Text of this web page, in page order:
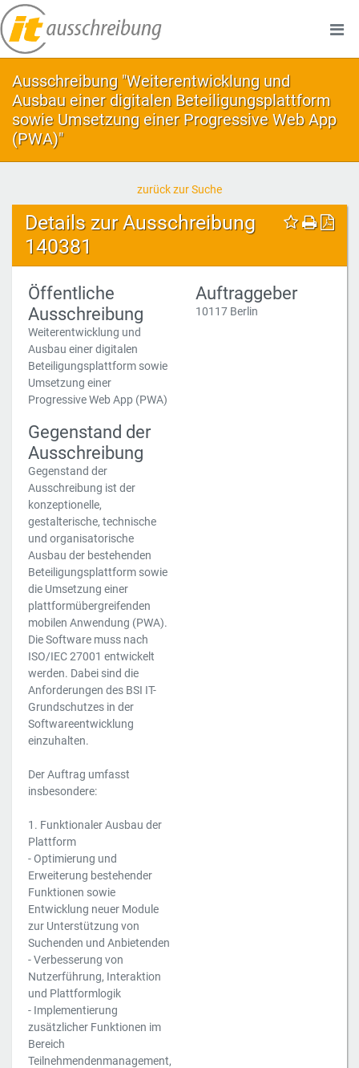
Ausschreibung "Weiterentwicklung und
Ausbau einer digitalen Beteiligungsplattform
sowie Umsetzung einer Progressive Web App
(PWA)"
zurück zur Suche
Details zur Ausschreibung
140381
Öffentliche
Ausschreibung
Weiterentwicklung und
Ausbau einer digitalen
Beteiligungsplattform sowie
Umsetzung einer
Progressive Web App (PWA)
Gegenstand der
Ausschreibung
Gegenstand der
Ausschreibung ist der
konzeptionelle,
gestalterische, technische
und organisatorische
Ausbau der bestehenden
Beteiligungsplattform sowie
die Umsetzung einer
plattformübergreifenden
mobilen Anwendung (PWA).
Die Software muss nach
ISO/IEC 27001 entwickelt
werden. Dabei sind die
Anforderungen des BSI IT-
Grundschutzes in der
Softwareentwicklung
einzuhalten.
Der Auftrag umfasst
insbesondere:
1. Funktionaler Ausbau der
Plattform
­- Optimierung und
Erweiterung bestehender
Funktionen sowie
Entwicklung neuer Module
zur Unterstützung von
Suchenden und Anbietenden
­- Verbesserung von
Nutzerführung, Interaktion
und Plattformlogik
­- Implementierung
zusätzlicher Funktionen im
Bereich
Teilnehmendenmanagement,
Auftraggeber
10117 Berlin